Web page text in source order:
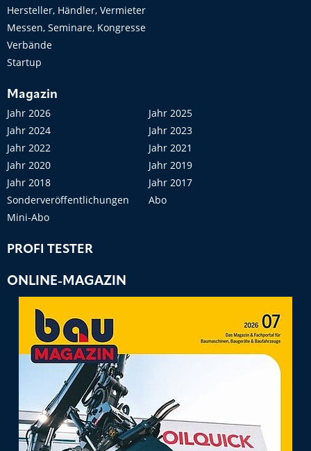
Hersteller, Händler, Vermieter
Messen, Seminare, Kongresse
Verbände
Startup
Magazin
Jahr 2026
Jahr 2025
Jahr 2024
Jahr 2023
Jahr 2022
Jahr 2021
Jahr 2020
Jahr 2019
Jahr 2018
Jahr 2017
Sonderveröffentlichungen
Abo
Mini-Abo
PROFI TESTER
ONLINE-MAGAZIN